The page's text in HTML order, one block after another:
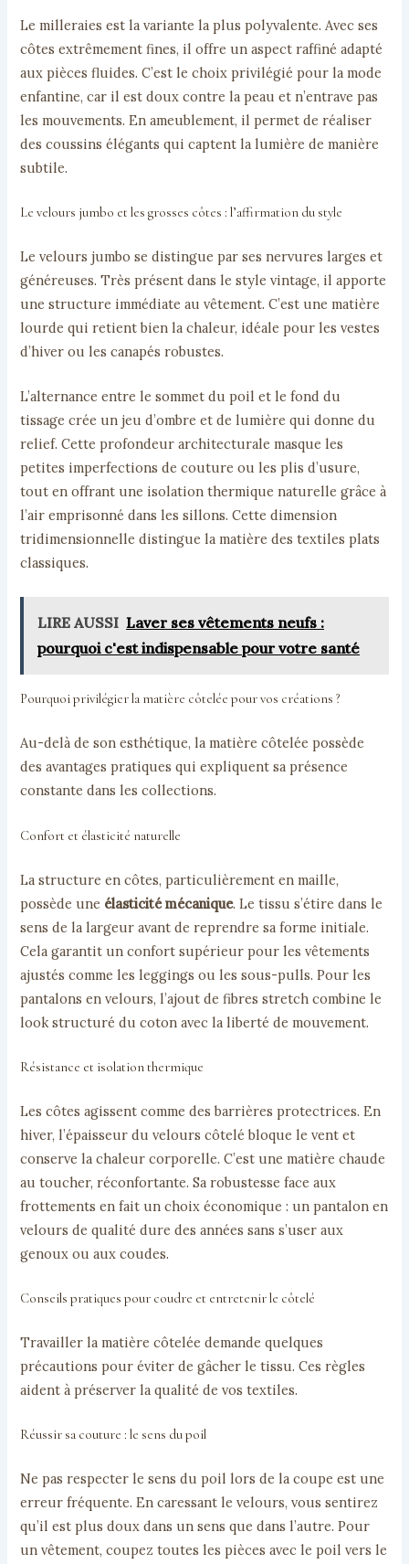
Le milleraies est la variante la plus polyvalente. Avec ses
côtes extrêmement fines, il offre un aspect raffiné adapté
aux pièces fluides. C’est le choix privilégié pour la mode
enfantine, car il est doux contre la peau et n’entrave pas
les mouvements. En ameublement, il permet de réaliser
des coussins élégants qui captent la lumière de manière
subtile.
Le velours jumbo et les grosses côtes : l’affirmation du style
Le velours jumbo se distingue par ses nervures larges et
généreuses. Très présent dans le style vintage, il apporte
une structure immédiate au vêtement. C’est une matière
lourde qui retient bien la chaleur, idéale pour les vestes
d’hiver ou les canapés robustes.
L’alternance entre le sommet du poil et le fond du
tissage crée un jeu d’ombre et de lumière qui donne du
relief. Cette profondeur architecturale masque les
petites imperfections de couture ou les plis d’usure,
tout en offrant une isolation thermique naturelle grâce à
l’air emprisonné dans les sillons. Cette dimension
tridimensionnelle distingue la matière des textiles plats
classiques.
LIRE AUSSI Laver ses vêtements neufs :
pourquoi c'est indispensable pour votre santé
Pourquoi privilégier la matière côtelée pour vos créations ?
Au-delà de son esthétique, la matière côtelée possède
des avantages pratiques qui expliquent sa présence
constante dans les collections.
Confort et élasticité naturelle
La structure en côtes, particulièrement en maille,
possède une élasticité mécanique. Le tissu s’étire dans le
sens de la largeur avant de reprendre sa forme initiale.
Cela garantit un confort supérieur pour les vêtements
ajustés comme les leggings ou les sous-pulls. Pour les
pantalons en velours, l’ajout de fibres stretch combine le
look structuré du coton avec la liberté de mouvement.
Résistance et isolation thermique
Les côtes agissent comme des barrières protectrices. En
hiver, l’épaisseur du velours côtelé bloque le vent et
conserve la chaleur corporelle. C’est une matière chaude
au toucher, réconfortante. Sa robustesse face aux
frottements en fait un choix économique : un pantalon en
velours de qualité dure des années sans s’user aux
genoux ou aux coudes.
Conseils pratiques pour coudre et entretenir le côtelé
Travailler la matière côtelée demande quelques
précautions pour éviter de gâcher le tissu. Ces règles
aident à préserver la qualité de vos textiles.
Réussir sa couture : le sens du poil
Ne pas respecter le sens du poil lors de la coupe est une
erreur fréquente. En caressant le velours, vous sentirez
qu’il est plus doux dans un sens que dans l’autre. Pour
un vêtement, coupez toutes les pièces avec le poil vers le